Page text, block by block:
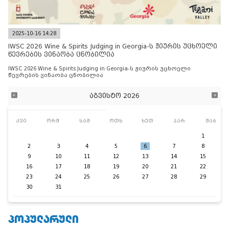
2025-10-16 14:28
IWSC 2026 Wine & Spirits Judging in Georgia-ს ჟიურის უცხოელი
წევრების ვინაობა ცნობილია
IWSC 2026 Wine & Spirits Judging in Georgia-ს ჟიურის უცხოელი
წევრების ვინაობა ცნობილია
აგვისტო 2026
კვი ორშ სამ ოთხ ხუთ პარ შაბ
1
2
3 4 5 6 7
8
9
10 11 12 13 14
15
16
17 18 19 20 21
22
23
24 25 26 27 28
29
30
31
ᲞᲝᲞᲣᲚᲐᲠᲣᲚᲘ